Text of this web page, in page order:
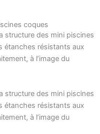
coques
structure des mini piscines
étanches résistants aux
à l’image du
structure des mini piscines
étanches résistants aux
à l’image du